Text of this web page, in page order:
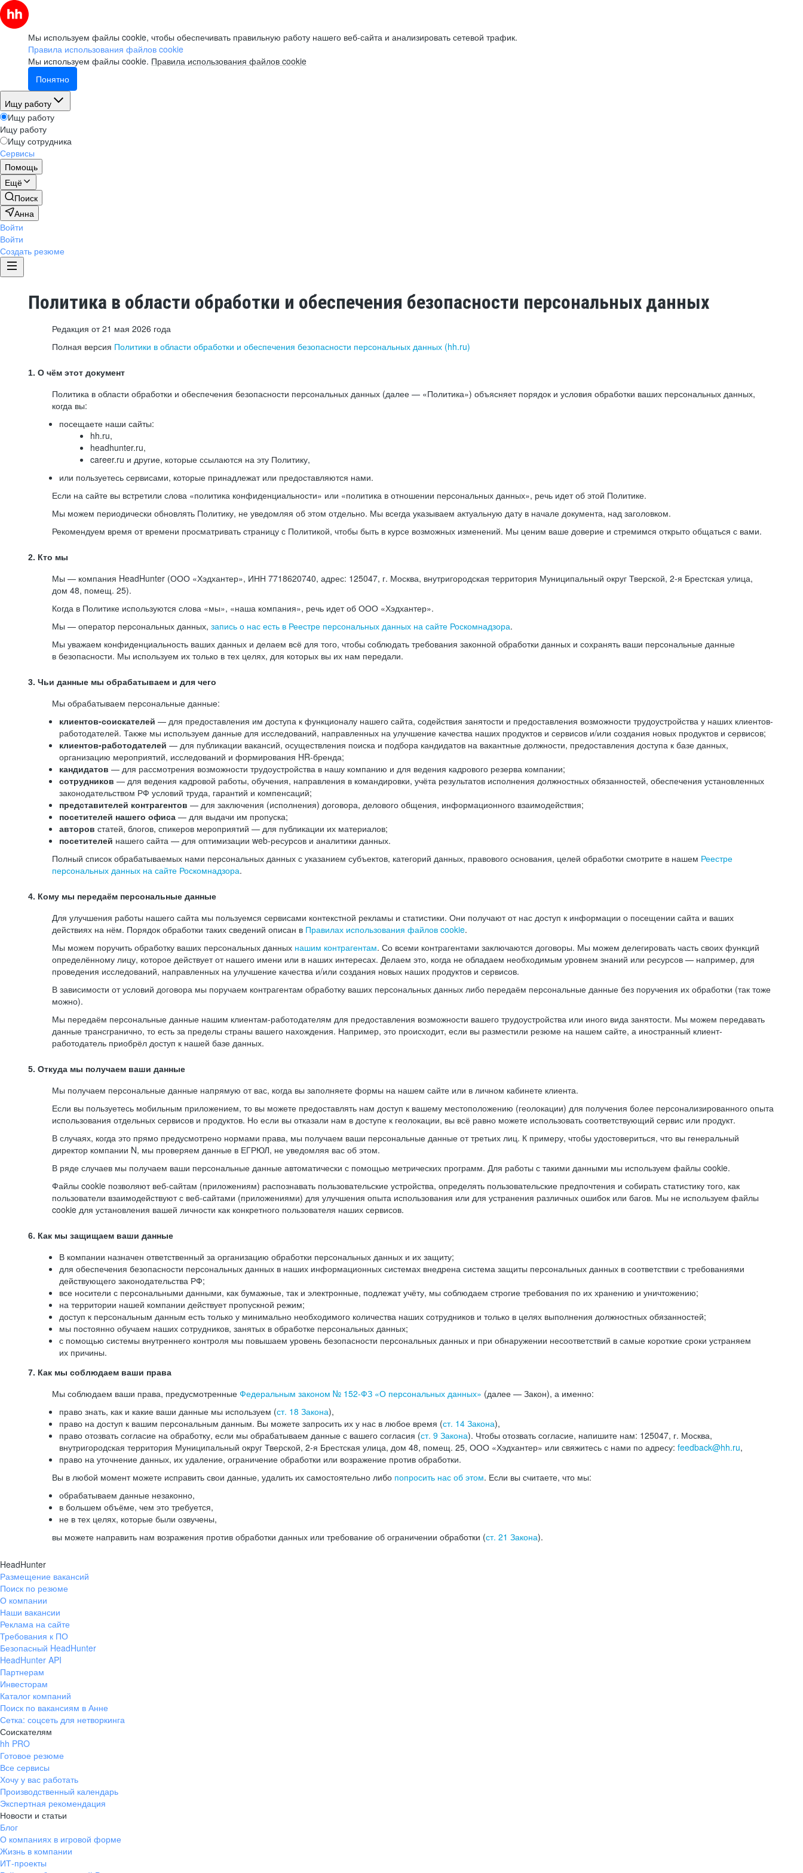
Мы используем файлы cookie, чтобы обеспечивать правильную работу нашего веб-сайта и анализировать сетевой трафик.
Правила использования файлов cookie
Мы используем файлы cookie. Правила использования файлов cookie
Понятно
Ищу работу
Ищу работу
Ищу работу
Ищу сотрудника
Сервисы
Помощь
Ещё
Поиск
Анна
Войти
Войти
Создать резюме
Политика в области обработки и обеспечения безопасности персональных данных
Редакция от 21 мая 2026 года
Полная версия Политики в области обработки и обеспечения безопасности персональных данных (hh.ru)
1. О чём этот документ
Политика в области обработки и обеспечения безопасности персональных данных (далее — «Политика») объясняет порядок и условия обработки ваших персональных данных,
когда вы:
посещаете наши сайты:
hh.ru,
headhunter.ru,
career.ru и другие, которые ссылаются на эту Политику,
или пользуетесь сервисами, которые принадлежат или предоставляются нами.
Если на сайте вы встретили слова «политика конфиденциальности» или «политика в отношении персональных данных», речь идет об этой Политике.
Мы можем периодически обновлять Политику, не уведомляя об этом отдельно. Мы всегда указываем актуальную дату в начале документа, над заголовком.
Рекомендуем время от времени просматривать страницу с Политикой, чтобы быть в курсе возможных изменений. Мы ценим ваше доверие и стремимся открыто общаться с вами.
2. Кто мы
Мы — компания HeadHunter (ООО «Хэдхантер», ИНН 7718620740, адрес: 125047, г. Москва, внутригородская территория Муниципальный округ Тверской, 2-я Брестская улица,
дом 48, помещ. 25).
Когда в Политике используются слова «мы», «наша компания», речь идет об ООО «Хэдхантер».
Мы — оператор персональных данных, запись о нас есть в Реестре персональных данных на сайте Роскомнадзора.
Мы уважаем конфиденциальность ваших данных и делаем всё для того, чтобы соблюдать требования законной обработки данных и сохранять ваши персональные данные
в безопасности. Мы используем их только в тех целях, для которых вы их нам передали.
3. Чьи данные мы обрабатываем и для чего
Мы обрабатываем персональные данные:
клиентов-соискателей — для предоставления им доступа к функционалу нашего сайта, содействия занятости и предоставления возможности трудоустройства у наших клиентов-
работодателей. Также мы используем данные для исследований, направленных на улучшение качества наших продуктов и сервисов и/или создания новых продуктов и сервисов;
клиентов-работодателей — для публикации вакансий, осуществления поиска и подбора кандидатов на вакантные должности, предоставления доступа к базе данных,
организацию мероприятий, исследований и формирования HR-бренда;
кандидатов — для рассмотрения возможности трудоустройства в нашу компанию и для ведения кадрового резерва компании;
сотрудников — для ведения кадровой работы, обучения, направления в командировки, учёта результатов исполнения должностных обязанностей, обеспечения установленных
законодательством РФ условий труда, гарантий и компенсаций;
представителей контрагентов — для заключения (исполнения) договора, делового общения, информационного взаимодействия;
посетителей нашего офиса — для выдачи им пропуска;
авторов статей, блогов, спикеров мероприятий — для публикации их материалов;
посетителей нашего сайта — для оптимизации web-ресурсов и аналитики данных.
Полный список обрабатываемых нами персональных данных с указанием субъектов, категорий данных, правового основания, целей обработки смотрите в нашем Реестре
персональных данных на сайте Роскомнадзора.
4. Кому мы передаём персональные данные
Для улучшения работы нашего сайта мы пользуемся сервисами контекстной рекламы и статистики. Они получают от нас доступ к информации о посещении сайта и ваших
действиях на нём. Порядок обработки таких сведений описан в Правилах использования файлов cookie.
Мы можем поручить обработку ваших персональных данных нашим контрагентам. Со всеми контрагентами заключаются договоры. Мы можем делегировать часть своих функций
определённому лицу, которое действует от нашего имени или в наших интересах. Делаем это, когда не обладаем необходимым уровнем знаний или ресурсов — например, для
проведения исследований, направленных на улучшение качества и/или создания новых наших продуктов и сервисов.
В зависимости от условий договора мы поручаем контрагентам обработку ваших персональных данных либо передаём персональные данные без поручения их обработки (так тоже
можно).
Мы передаём персональные данные нашим клиентам-работодателям для предоставления возможности вашего трудоустройства или иного вида занятости. Мы можем передавать
данные трансгранично, то есть за пределы страны вашего нахождения. Например, это происходит, если вы разместили резюме на нашем сайте, а иностранный клиент-
работодатель приобрёл доступ к нашей базе данных.
5. Откуда мы получаем ваши данные
Мы получаем персональные данные напрямую от вас, когда вы заполняете формы на нашем сайте или в личном кабинете клиента.
Если вы пользуетесь мобильным приложением, то вы можете предоставлять нам доступ к вашему местоположению (геолокации) для получения более персонализированного опыта
использования отдельных сервисов и продуктов. Но если вы отказали нам в доступе к геолокации, вы всё равно можете использовать соответствующий сервис или продукт.
В случаях, когда это прямо предусмотрено нормами права, мы получаем ваши персональные данные от третьих лиц. К примеру, чтобы удостовериться, что вы генеральный
директор компании N, мы проверяем данные в ЕГРЮЛ, не уведомляя вас об этом.
В ряде случаев мы получаем ваши персональные данные автоматически с помощью метрических программ. Для работы с такими данными мы используем файлы cookie.
Файлы cookie позволяют веб-сайтам (приложениям) распознавать пользовательские устройства, определять пользовательские предпочтения и собирать статистику того, как
пользователи взаимодействуют с веб-сайтами (приложениями) для улучшения опыта использования или для устранения различных ошибок или багов. Мы не используем файлы
cookie для установления вашей личности как конкретного пользователя наших сервисов.
6. Как мы защищаем ваши данные
В компании назначен ответственный за организацию обработки персональных данных и их защиту;
для обеспечения безопасности персональных данных в наших информационных системах внедрена система защиты персональных данных в соответствии с требованиями
действующего законодательства РФ;
все носители с персональными данными, как бумажные, так и электронные, подлежат учёту, мы соблюдаем строгие требования по их хранению и уничтожению;
на территории нашей компании действует пропускной режим;
доступ к персональным данным есть только у минимально необходимого количества наших сотрудников и только в целях выполнения должностных обязанностей;
мы постоянно обучаем наших сотрудников, занятых в обработке персональных данных;
с помощью системы внутреннего контроля мы повышаем уровень безопасности персональных данных и при обнаружении несоответствий в самые короткие сроки устраняем
их причины.
7. Как мы соблюдаем ваши права
Мы соблюдаем ваши права, предусмотренные Федеральным законом № 152-ФЗ «О персональных данных» (далее — Закон), а именно:
право знать, как и какие ваши данные мы используем (ст. 18 Закона),
право на доступ к вашим персональным данным. Вы можете запросить их у нас в любое время (ст. 14 Закона),
право отозвать согласие на обработку, если мы обрабатываем данные с вашего согласия (ст. 9 Закона). Чтобы отозвать согласие, напишите нам: 125047, г. Москва,
внутригородская территория Муниципальный округ Тверской, 2-я Брестская улица, дом 48, помещ. 25, ООО «Хэдхантер» или свяжитесь с нами по адресу: feedback@hh.ru,
право на уточнение данных, их удаление, ограничение обработки или возражение против обработки.
Вы в любой момент можете исправить свои данные, удалить их самостоятельно либо попросить нас об этом. Если вы считаете, что мы:
обрабатываем данные незаконно,
в большем объёме, чем это требуется,
не в тех целях, которые были озвучены,
вы можете направить нам возражения против обработки данных или требование об ограничении обработки (ст. 21 Закона).
HeadHunter
Размещение вакансий
Поиск по резюме
О компании
Наши вакансии
Реклама на сайте
Требования к ПО
Безопасный HeadHunter
HeadHunter API
Партнерам
Инвесторам
Каталог компаний
Поиск по вакансиям в Анне
Сетка: соцсеть для нетворкинга
Соискателям
hh PRO
Готовое резюме
Все сервисы
Хочу у вас работать
Производственный календарь
Экспертная рекомендация
Новости и статьи
Блог
О компаниях в игровой форме
Жизнь в компании
ИТ-проекты